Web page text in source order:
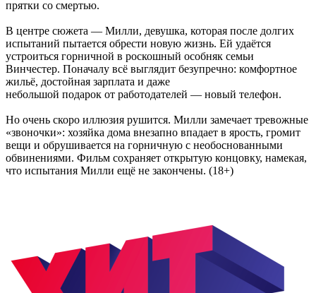
прятки со смертью.
В центре сюжета — Милли, девушка, которая после долгих
испытаний пытается обрести новую жизнь. Ей удаётся
устроиться горничной в роскошный особняк семьи
Винчестер. Поначалу всё выглядит безупречно: комфортное
жильё, достойная зарплата и даже
небольшой подарок от работодателей — новый телефон.
Но очень скоро иллюзия рушится. Милли замечает тревожные
«звоночки»: хозяйка дома внезапно впадает в ярость, громит
вещи и обрушивается на горничную с необоснованными
обвинениями. Фильм сохраняет открытую концовку, намекая,
что испытания Милли ещё не закончены. (18+)